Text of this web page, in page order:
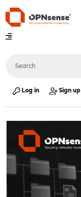
Log in Sign up